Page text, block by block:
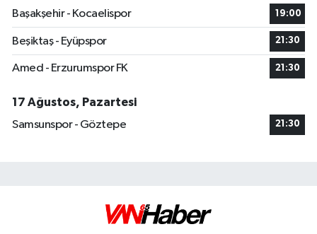
Başakşehir - Kocaelispor
19:00
Beşiktaş - Eyüpspor 21:30
Amed - Erzurumspor FK 21:30
17 Ağustos, Pazartesi
Samsunspor - Göztepe
21:30